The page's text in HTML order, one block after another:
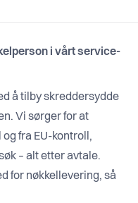
i vårt service-
å tilby skreddersydde
Vi sørger for at
fra EU-kontroll,
– alt etter avtale.
for nøkkellevering, så